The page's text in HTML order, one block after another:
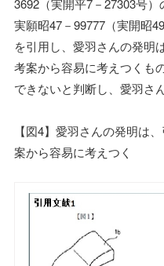
3692（実開平7－27303号
実願昭47－99777（実開昭
を引用し、愛羽さんの発明
考案から容易に考えつくも
できないと判断し、愛羽さ
【図4】愛羽さんの発明は
案から容易に考えつく